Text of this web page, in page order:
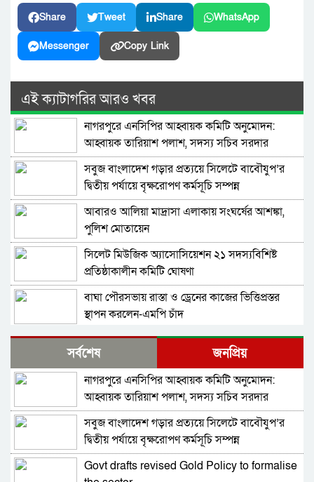
Share Tweet Share WhatsApp
Messenger Copy Link
এই ক্যাটাগরির আরও খবর
নাগরপুরে এনসিপির আহ্বায়ক কমিটি অনুমোদন:
আহ্বায়ক তারিয়াশ পলাশ, সদস্য সচিব সরদার
আশরাফ
সবুজ বাংলাদেশ গড়ার প্রত্যয়ে সিলেটে বাবৌযুপ’র
দ্বিতীয় পর্যায়ে বৃক্ষরোপণ কর্মসূচি সম্পন্ন
আবারও আলিয়া মাদ্রাসা এলাকায় সংঘর্ষের আশঙ্কা,
পুলিশ মোতায়েন
সিলেট মিউজিক অ্যাসোসিয়েশন ২১ সদস্যবিশিষ্ট
প্রতিষ্ঠাকালীন কমিটি ঘোষণা
বাঘা পৌরসভায় রাস্তা ও ড্রেনের কাজের ভিত্তিপ্রস্তর
স্থাপন করলেন-এমপি চাঁদ
নিরাপত্তার নিশ্চয়তা পেলে ‘দেশে ফিরতে প্রস্তুত’ সাকিব,
বিচারের মুখোমুখি হতেও ভয় নেই
চট্টগ্রামে সাবেক শিক্ষামন্ত্রী নওফেলের বাসভবনে আগুন
বগুড়ায় ও সিলেটে দুই ঘণ্টার ব্যবধানে সড়ক দুর্ঘটনায়
শিশুসহ প্রাণ গেল ১৫ জনের
ঢাকায় বাসভবনে অগ্নিকাণ্ড, স্ত্রীসহ হাসপাতালে ভর্তি
সর্বশেষ জনপ্রিয়
নাগরপুরে এনসিপির আহ্বায়ক কমিটি অনুমোদন:
আহ্বায়ক তারিয়াশ পলাশ, সদস্য সচিব সরদার
আশরাফ
সবুজ বাংলাদেশ গড়ার প্রত্যয়ে সিলেটে বাবৌযুপ’র
দ্বিতীয় পর্যায়ে বৃক্ষরোপণ কর্মসূচি সম্পন্ন
Govt drafts revised Gold Policy to formalise